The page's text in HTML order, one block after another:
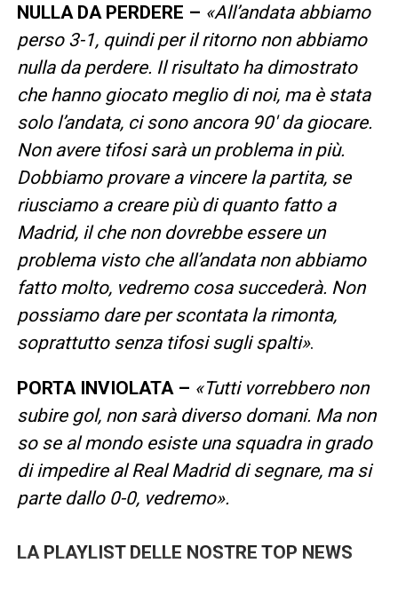
NULLA DA PERDERE – «All’andata abbiamo
perso 3-1, quindi per il ritorno non abbiamo
nulla da perdere. Il risultato ha dimostrato
che hanno giocato meglio di noi, ma è stata
solo l’andata, ci sono ancora 90′ da giocare.
Non avere tifosi sarà un problema in più.
Dobbiamo provare a vincere la partita, se
riusciamo a creare più di quanto fatto a
Madrid, il che non dovrebbe essere un
problema visto che all’andata non abbiamo
fatto molto, vedremo cosa succederà. Non
possiamo dare per scontata la rimonta,
soprattutto senza tifosi sugli spalti».
PORTA INVIOLATA – «Tutti vorrebbero non
subire gol, non sarà diverso domani. Ma non
so se al mondo esiste una squadra in grado
di impedire al Real Madrid di segnare, ma si
parte dallo 0-0, vedremo».
LA PLAYLIST DELLE NOSTRE TOP NEWS